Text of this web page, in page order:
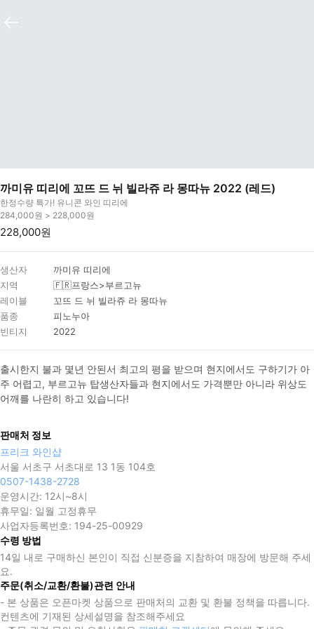
까미유 띠리에 꼬뜨 드 뉘 빌라쥬 라 몽따뉴 2022 (레드)
한정수량 특가! 유니콘 와인 띠리에
284,000원 > 228,000원
228,000원
생산자
까미유 띠리에
지역
🇫🇷프랑스>부르고뉴
레이블
꼬뜨 드 뉘 빌라쥬 라 몽따뉴
품종
피노누아
빈티지
2022
출시한지 불과 몇년 안된서 최고의 평을 받으며 현지에서도 구하기가 아
주 어렵고, 부르고뉴 탑생산자들과 현지에서도 가격뿐만 아니라 위상도
판매처 정보
프리크 와인샵
서울 서초구 서초대로 13 1동 104호
0507-1438-2728
운영시간: 12시~8시
휴무일: 일월 고정휴무
사업자등록번호: 194-25-00929
수령 방법
14일 내로 구매하신 본인이 직접 신분증을 지참하여 매장에 방문해 주세
요.
주문(취소/교환/환불)관련 안내
- 본 상품은 오픈마켓 상품으로 판매처의 교환 및 환불 정책을 따릅니다.
컨텐츠에 기재된 상세설명을 참조해주세요